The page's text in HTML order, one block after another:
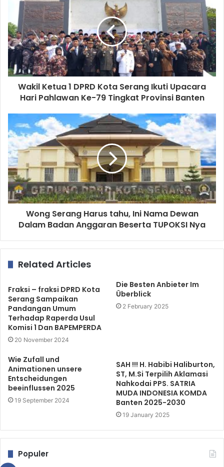
Wakil Ketua 1 DPRD Kota Serang Ikuti Upacara
Hari Pahlawan Ke-79 Tingkat Provinsi Banten
Wong Serang Harus tahu, Ini Nama Dewan
Dalam Badan Anggaran Beserta TUPOKSI Nya
Related Articles
Fraksi – fraksi DPRD Kota
Serang Sampaikan
Pandangan Umum
Terhadap Raperda Usul
Komisi 1 Dan BAPEMPERDA
20 November 2024
Die Besten Anbieter Im
Überblick
2 February 2025
Wie Zufall und
Animationen unsere
Entscheidungen
beeinflussen 2025
19 September 2024
SAH !!! H. Habibi Haliburton,
ST, M.Si Terpilih Aklamasi
Nahkodai PPS. SATRIA
MUDA INDONESIA KOMDA
Banten 2025-2030
19 January 2025
Populer